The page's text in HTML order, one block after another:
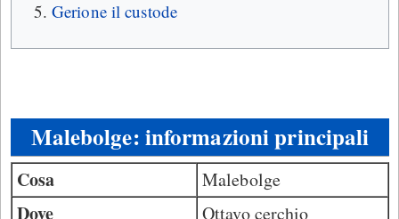
Gerione il custode
Malebolge: informazioni principali
Cosa Malebolge
Dove
Ottavo cerchio